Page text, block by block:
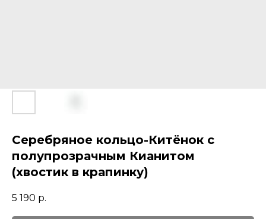
Серебряное кольцо-Китёнок с
полупрозрачным Кианитом
(хвостик в крапинку)
5 190 р.